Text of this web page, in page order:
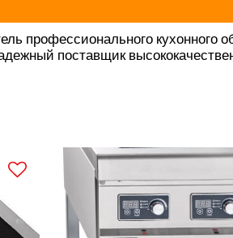
профессионального
поставщик